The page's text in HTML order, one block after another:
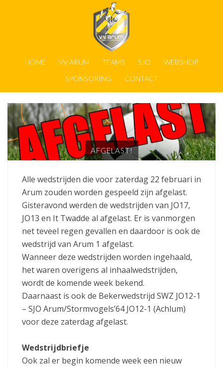
HOME VV ARUM TEAMS SJO
WEBSHOP
SPONSORING
CONTACT
AFGELAST!
Alle wedstrijden die voor zaterdag 22 februari in
Arum zouden worden gespeeld zijn afgelast.
Gisteravond werden de wedstrijden van JO17,
JO13 en It Twadde al afgelast. Er is vanmorgen
net teveel regen gevallen en daardoor is ook de
wedstrijd van Arum 1 afgelast.
Wanneer deze wedstrijden worden ingehaald,
het waren overigens al inhaalwedstrijden,
wordt de komende week bekend.
Daarnaast is ook de Bekerwedstrijd SWZ JO12-1
– SJO Arum/Stormvogels’64 JO12-1 (Achlum)
voor deze zaterdag afgelast.
Wedstrijdbriefje
Ook zal er begin komende week een nieuw